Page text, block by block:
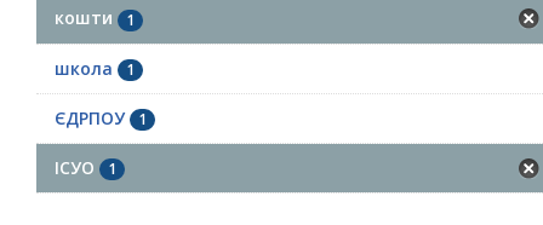
кошти 1
школа 1
ЄДРПОУ 1
ІСУО 1